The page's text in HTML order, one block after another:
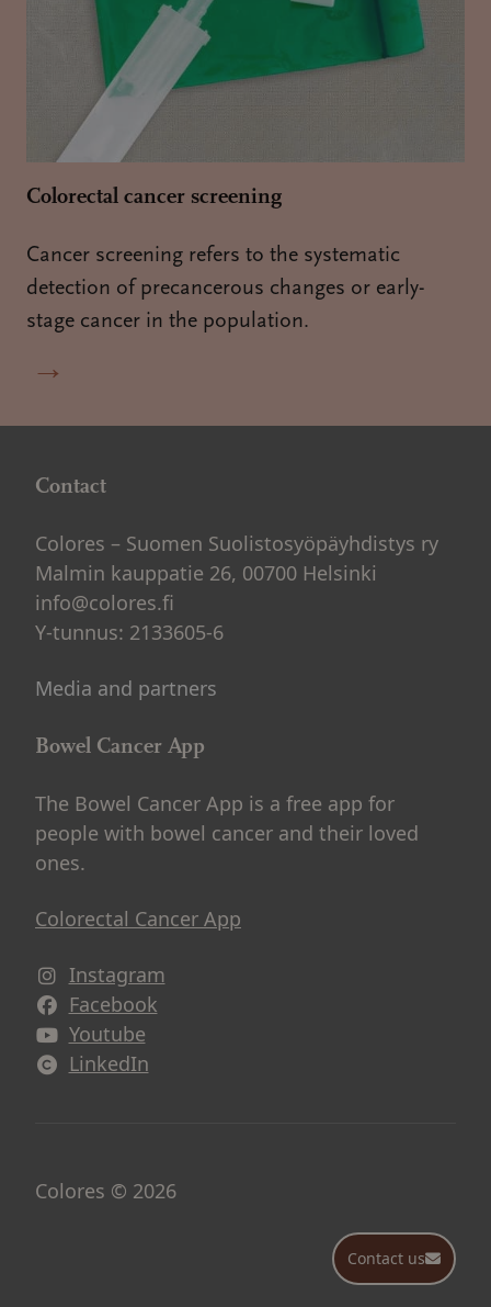
Colorectal cancer screening
Cancer screening refers to the systematic
detection of precancerous changes or early-
stage cancer in the population.
→
Contact
Colores – Suomen Suolistosyöpäyhdistys ry
Malmin kauppatie 26, 00700 Helsinki
info@colores.fi
Y-tunnus: 2133605-6
Media and partners
Bowel Cancer App
The Bowel Cancer App is a free app for
people with bowel cancer and their loved
ones.
Colorectal Cancer App
Instagram
Avautuu uuteen ikkunaan
Facebook
Avautuu uuteen ikkunaan
Youtube
Avautuu uuteen ikkunaan
LinkedIn
Avautuu uuteen ikkunaan
Colores © 2026
Contact us
Contact us